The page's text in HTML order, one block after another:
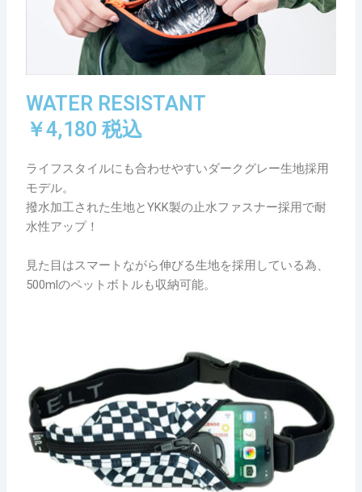
WATER RESISTANT
￥4,180 税込
ライフスタイルにも合わせやすいダークグレー生地採用
モデル。
撥水加工された生地とYKK製の止水ファスナー採用で耐
水性アップ！
見た目はスマートながら伸びる生地を採用している為、
500mlのペットボトルも収納可能。